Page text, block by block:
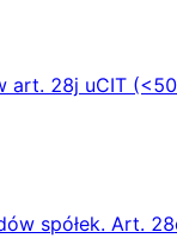
28j uCIT
spółek. Art.